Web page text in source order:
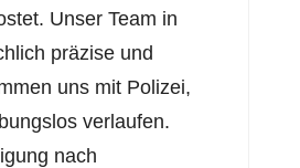
Unser Team in
präzise und
uns mit Polizei,
verlaufen.
nach